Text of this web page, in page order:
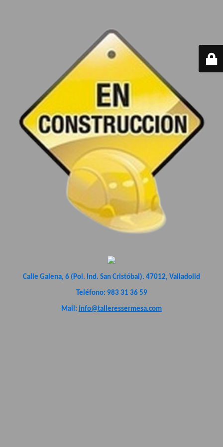
Calle Galena, 6 (Pol. Ind. San Cristóbal). 47012, Valladolid
Teléfono: 983 31 36 59
Mail: info@talleressermesa.com